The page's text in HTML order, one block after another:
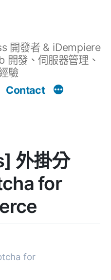
開發者 & iDempiere
開發、伺服器管理、
驗
Contact
外掛分
for
for